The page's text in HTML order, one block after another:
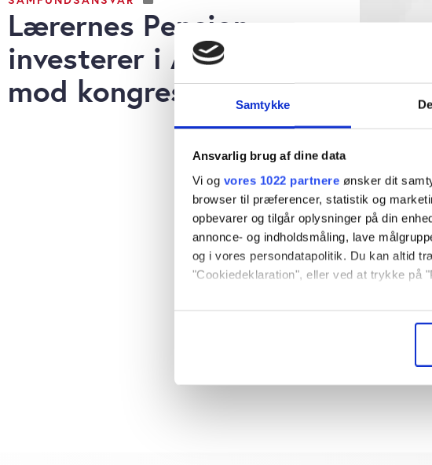
Samtykke
Ansvarlig brug af dine data
Vi og vores 1022 partnere ønsker dit
browser til præferencer, statistik og
opbevarer og tilgår oplysninger på din
annonce- og indholdsmåling, lave
og i vores persondatapolitik. Du kan altid
"Cookiedeklaration", eller ved at trykke på
Hvis du tillader det, vil vi også gerne:
Identificere din enhed baseret på
Lærernes Pension
investerer i Aramco
mod kongresbeslutning